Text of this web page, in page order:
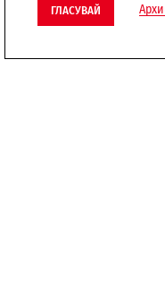
ГЛАСУВАЙ